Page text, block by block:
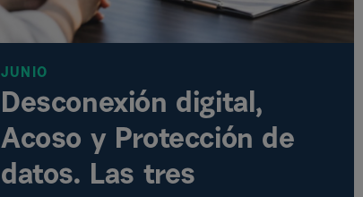
JUNIO
Desconexión digital,
Acoso y Protección de
datos. Las tres